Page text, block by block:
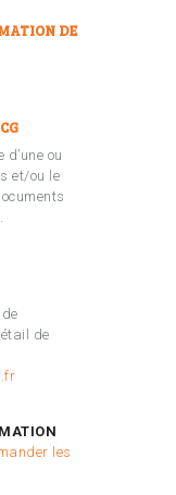
DE
ou
et/ou le
de
les